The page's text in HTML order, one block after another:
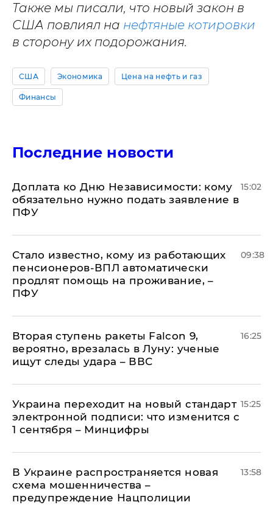
Также мы писали, что новый закон в
США повлиял на нефтяные котировки
в сторону их подорожания.
США Экономика Цена на нефть и газ
Финансы
Последние новости
Доплата ко Дню Независимости: кому
обязательно нужно подать заявление в
ПФУ
15:02
Стало известно, кому из работающих
пенсионеров-ВПЛ автоматически
продлят помощь на проживание, –
ПФУ
09:38
Вторая ступень ракеты Falcon 9,
вероятно, врезалась в Луну: ученые
ищут следы удара – ВВС
16:25
Украина переходит на новый стандарт
электронной подписи: что изменится с
1 сентября – Минцифры
15:25
В Украине распространяется новая
схема мошенничества –
предупреждение Нацполиции
13:58